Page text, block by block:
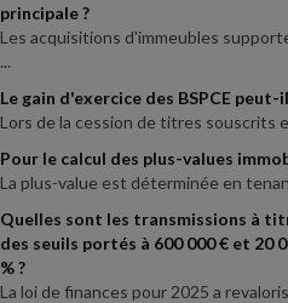
principale ?
Les acquisitions d'immeubles
...
Le gain d'exercice des BSPCE
Lors de la cession de titres souscrits
Pour le calcul des plus-values
La plus-value est déterminée en
Quelles sont les transmissions à
des seuils portés à 600 000 € et
% ?
La loi de finances pour 2025 a